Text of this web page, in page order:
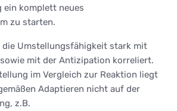
ein komplett neues
zu starten.
die Umstellungsfähigkeit stark mit
mit der Antizipation korreliert.
im Vergleich zur Reaktion liegt
Adaptieren nicht auf der
z.B.